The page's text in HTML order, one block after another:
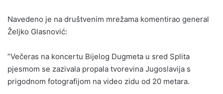
Navedeno je na društvenim mrežama komentirao general
Željko Glasnović:
”Večeras na koncertu Bijelog Dugmeta u sred Splita
pjesmom se zazivala propala tvorevina Jugoslavija s
prigodnom fotografijom na video zidu od 20 metara.